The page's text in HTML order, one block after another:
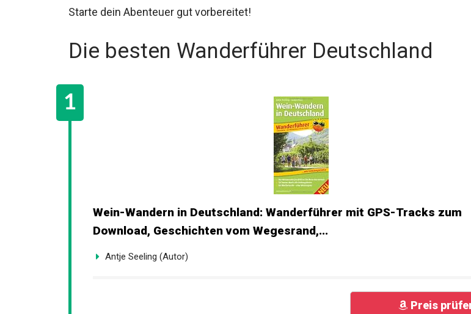
Starte dein Abenteuer gut vorbereitet!
Die besten Wanderführer Deutschland
Wein-Wandern in Deutschland: Wanderführer mit GPS-Tracks zum
Download, Geschichten vom Wegesrand,...
Antje Seeling (Autor)
Preis prüfen